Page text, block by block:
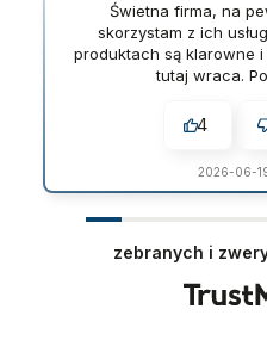
Świetna firma, na
skorzystam z ich
produktach są klarowne i
tutaj wraca.
4
2026-06-
zebranych i